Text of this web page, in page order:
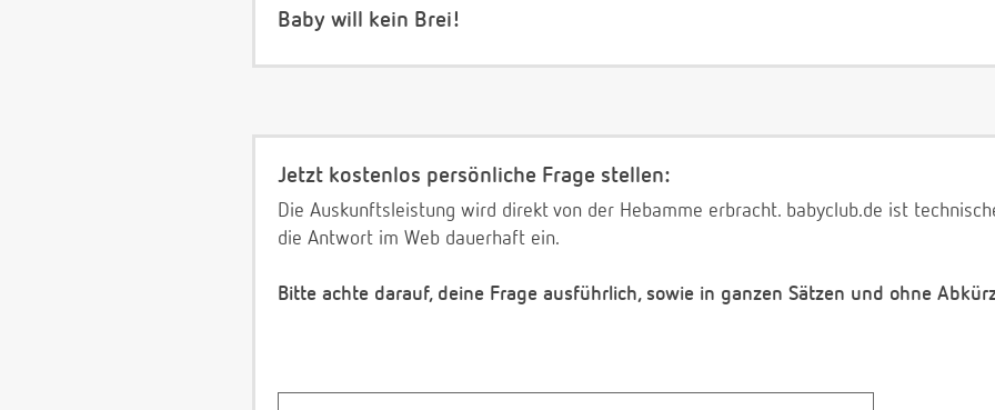
Baby will kein Brei!
Jetzt kostenlos persönliche Frage stellen:
Die Auskunftsleistung wird direkt von der Hebamme erbracht. babyclub.de ist
die Antwort im Web dauerhaft ein.
Bitte achte darauf, deine Frage ausführlich, sowie in ganzen Sätzen und ohne